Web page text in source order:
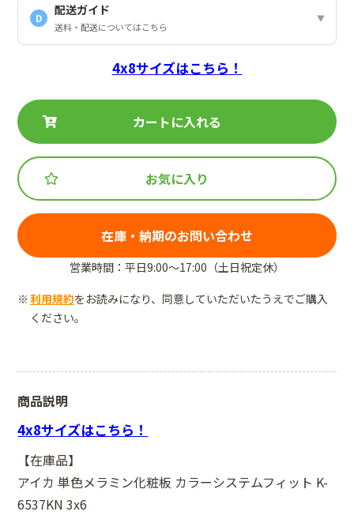
D
配送ガイド
送料・配送についてはこちら
4x8サイズはこちら！
カートに入れる
お気に入り
在庫・納期のお問い合わせ
営業時間：平日9:00～17:00（土日祝定休）
利用規約をお読みになり、同意していただいたうえでご購入
ください。
商品説明
4x8サイズはこちら！
【在庫品】
アイカ 単色メラミン化粧板 カラーシステムフィット K-
6537KN 3x6